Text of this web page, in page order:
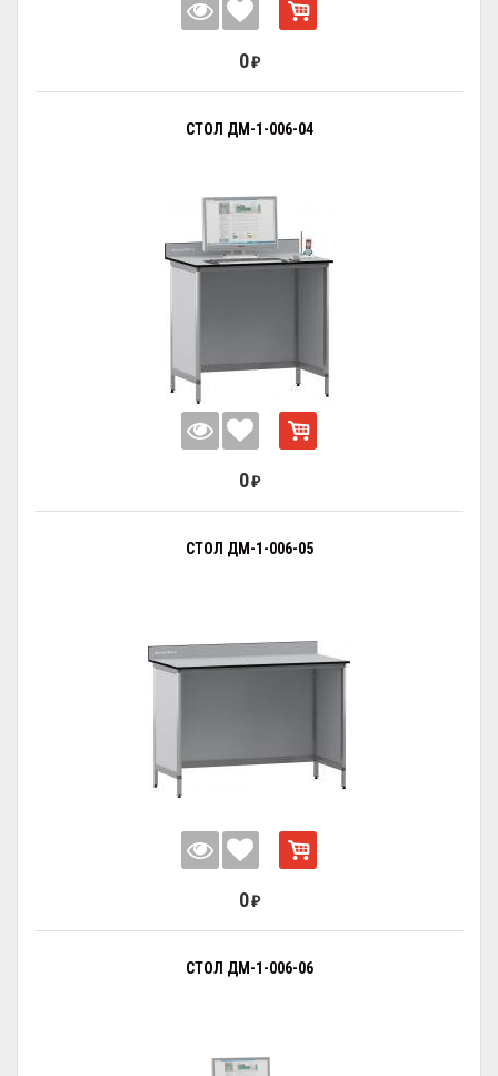
0 ₽
СТОЛ ДМ-1-006-04
0 ₽
СТОЛ ДМ-1-006-05
0 ₽
СТОЛ ДМ-1-006-06